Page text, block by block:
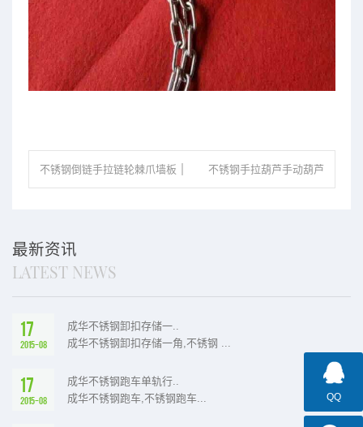
不锈钢倒链手拉链轮棘爪墙板 不锈钢手拉葫芦手动葫芦
最新资讯
LATEST NEWS
17
2015-08
成华不锈钢卸扣存储一..
成华不锈钢卸扣存储一角,不锈钢 ...
17
2015-08
成华不锈钢跑车单轨行..
成华不锈钢跑车,不锈钢跑车...
QQ